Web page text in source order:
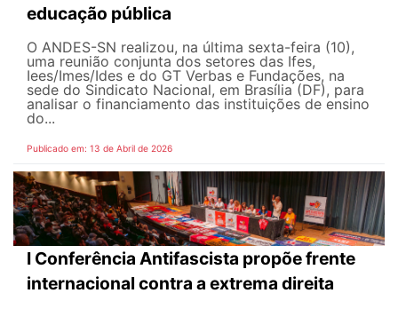
educação pública
O ANDES-SN realizou, na última sexta-feira (10),
uma reunião conjunta dos setores das Ifes,
Iees/Imes/Ides e do GT Verbas e Fundações, na
sede do Sindicato Nacional, em Brasília (DF), para
analisar o financiamento das instituições de ensino
do...
Publicado em: 13 de Abril de 2026
I Conferência Antifascista propõe frente
internacional contra a extrema direita